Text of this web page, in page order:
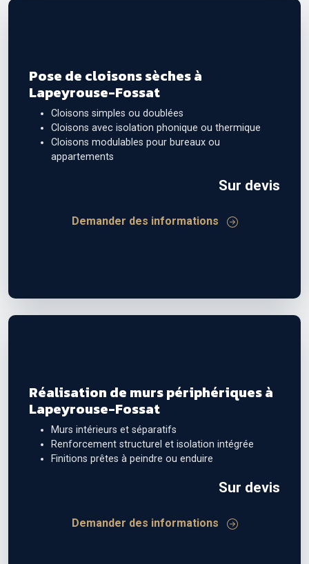
Pose de cloisons sèches à
Lapeyrouse-Fossat
Cloisons simples ou doublées
Cloisons avec isolation phonique ou thermique
Cloisons modulables pour bureaux ou
appartements
Sur devis
Demander des informations
Réalisation de murs périphériques à
Lapeyrouse-Fossat
Murs intérieurs et séparatifs
Renforcement structurel et isolation intégrée
Finitions prêtes à peindre ou enduire
Sur devis
Demander des informations